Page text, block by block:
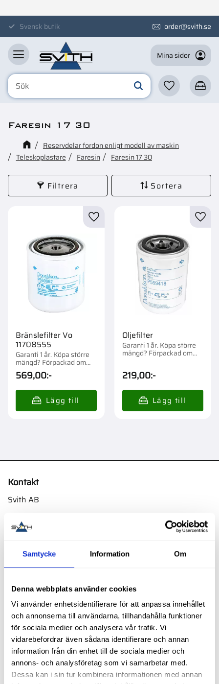
Samtycke Information Om
Denna webbplats använder cookies
Vi använder enhetsidentifierare för att anpassa innehållet
och annonserna till användarna, tillhandahålla funktioner
för sociala medier och analysera vår trafik. Vi
vidarebefordrar även sådana identifierare och annan
information från din enhet till de sociala medier och
annons- och analysföretag som vi samarbetar med.
Dessa kan i sin tur kombinera informationen med annan
MenySvensk butik order@svith.se
Mina sidor
Favoriter
Faresin 17 30
Reservdelar fordon enligt modell av maskin
Teleskoplastare
Faresin Faresin 17 30
Filtrera Sortera
Bränslefilter Vo
11708555
Garanti 1 år. Köpa större
mängd? Förpackad om
1/12 st.
569,00:-
Lägg till i favoriter
Oljefilter
Garanti 1 år. Köpa större
mängd? Förpackad om
219,00:-
Kontakt
Svith AB
E-post:
Oscarsbergsvägen 11
Butik
Välkommen till vår butik i Nyköping bara ett par minuter
från E4. Ta avfarten mot Skavsta flygplats.